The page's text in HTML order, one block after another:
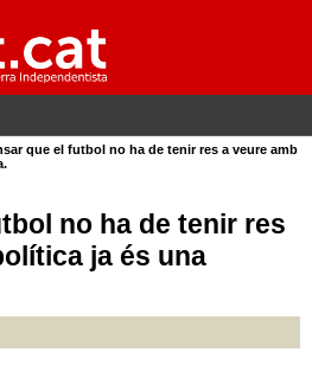
que el futbol no ha de tenir res a veure amb
no ha de tenir res
ja és una